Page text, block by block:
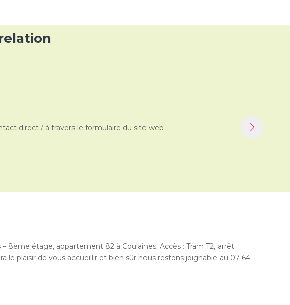
direct / à travers le formulaire du site web
8ème étage, appartement 82 à Coulaines. Accès : Tram T2, arrêt
le plaisir de vous accueillir et bien sûr nous restons joignable au 07 64